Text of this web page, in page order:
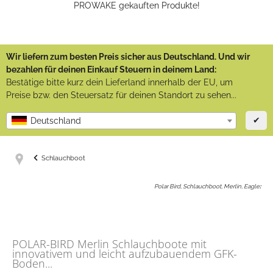
PROWAKE gekauften Produkte!
Wir liefern zum besten Preis sicher aus Deutschland. Und wir
bezahlen für deinen Einkauf Steuern in deinem Land:
Bestätige bitte kurz dein Lieferland innerhalb der EU, um
Preise bzw. den Steuersatz für deinen Standort zu sehen...
Deutschland ✔
Schlauchboot
Polar Bird, Schlauchboot, Merlin, Eagle:
POLAR-BIRD Merlin Schlauchboote mit
innovativem und leicht aufzubauendem GFK-
Boden...